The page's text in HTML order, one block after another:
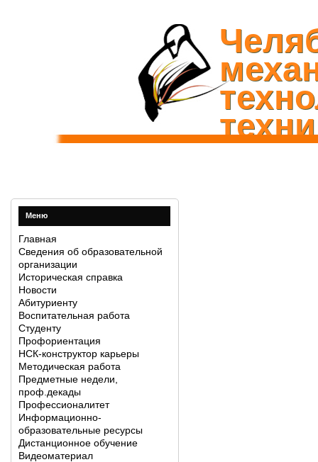
Меню
Главная
Сведения об образовательной
организации
Историческая справка
Новости
Абитуриенту
Воспитательная работа
Студенту
Профориентация
НСК-конструктор карьеры
Методическая работа
Предметные недели,
проф.декады
Профессионалитет
Информационно-
образовательные ресурсы
Дистанционное обучение
Видеоматериал